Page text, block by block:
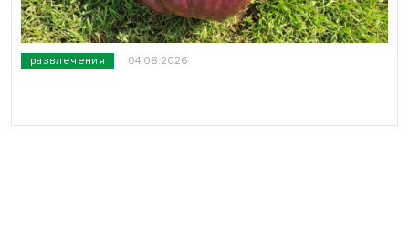
развлечения 04.08.2026